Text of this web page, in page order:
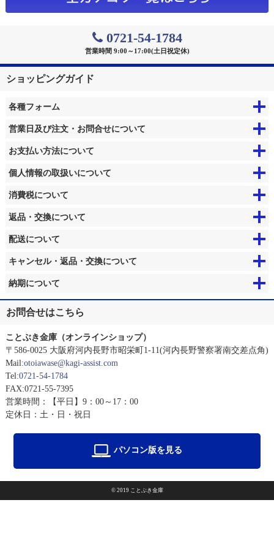
0721-54-1784
営業時間 9:00～17:00(土日祝定休)
ショッピングガイド
各種フォーム
営業日及び注文・お問合せについて
お支払い方法について
個人情報の取扱いについて
消費税について
返品・交換について
配送について
キャンセル・返品・交換について
納期について
お問合せはこちら
ことぶき金庫（オンラインショップ）
〒586-0025 大阪府河内長野市昭栄町1-11(河内長野警察署南交差点角)
Mail:otoiawase@kagi-assist.com
Tel:0721-54-1784
FAX:0721-55-7395
営業時間：【平日】9：00～17：00
定休日：土・日・祝日
パソコン版を見る
© 2019 ことぶき金庫